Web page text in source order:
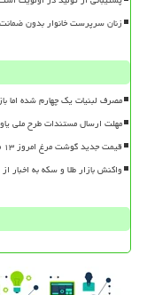
زنان سرپرست خانوار بدون
مصرف لبنیات یک چهارم شده اما
مهلت ارسال مستندات طرح ملی یاوران پیشرفت۲ تا
قیمت جدید گوشت مرغ امروز ۱۳ مرداد ۱۴۰۵
واکنش بازار طلا و سکه به اخبار